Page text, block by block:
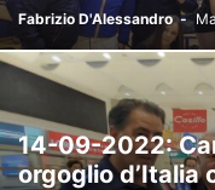
Fabrizio D'Alessandro -
14-09-2022:
orgoglio d’Italia